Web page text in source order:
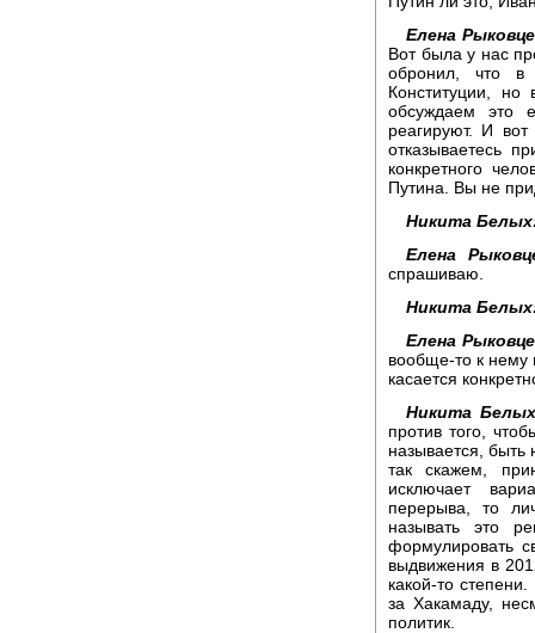
Елена
Вот была у нас
обронил, что в
Конституции,
обсуждаем это
реагируют. И
отказываетесь
конкретного
Путина. Вы не
Никита
Елена
спрашиваю.
Никита
Елена
вообще-то к нему
касается
Никита
против того,
называется, быть
так скажем,
исключает
перерыва, то
называть это
формулировать
выдвижения в
какой-то
за Хакамаду,
политик.